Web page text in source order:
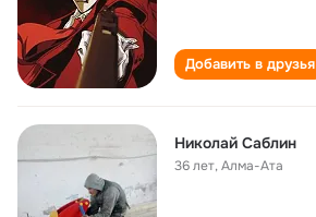
Добавить в друзья
Николай Саблин
36 лет,Алма-Ата